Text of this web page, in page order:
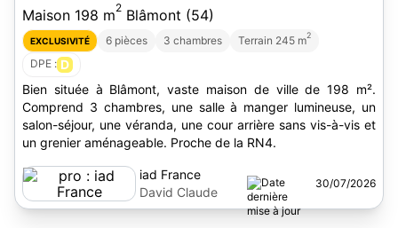
Maison 198 m2 Blâmont (54)
EXCLUSIVITÉ 6 pièces 3 chambres Terrain 245 m2
DPE : D
Bien située à Blâmont, vaste maison de ville de 198 m².
Comprend 3 chambres, une salle à manger lumineuse, un
salon-séjour, une véranda, une cour arrière sans vis-à-vis et
un grenier aménageable. Proche de la RN4.
iad France
David Claude
30/07/2026